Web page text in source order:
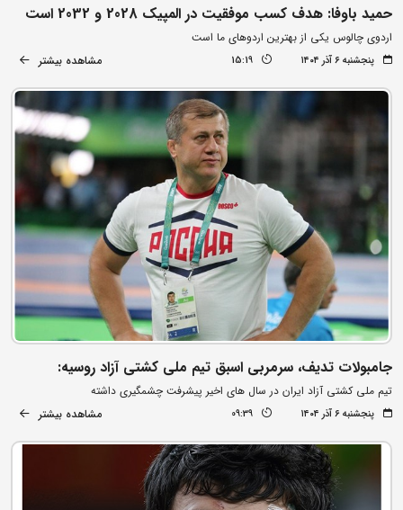
حمید باوفا: هدف کسب موفقیت در المپیک 2028 و 2032 است
اردوی چالوس یکی از بهترین اردوهای ما است
پنجشنبه ۶ آذر ۱۴۰۴ 15:19 مشاهده بیشتر
جامبولات تدیف، سرمربی اسبق تیم ملی کشتی آزاد روسیه:
تیم ملی کشتی آزاد ایران در سال های اخیر پیشرفت چشمگیری داشته
پنجشنبه ۶ آذر ۱۴۰۴ 09:39 مشاهده بیشتر